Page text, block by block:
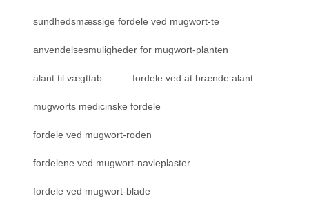
sundhedsmæssige fordele ved mugwort-te
anvendelsesmuligheder for mugwort-planten
alant til vægttab fordele ved at brænde alant
mugworts medicinske fordele
fordele ved mugwort-roden
fordelene ved mugwort-navleplaster
fordele ved mugwort-blade